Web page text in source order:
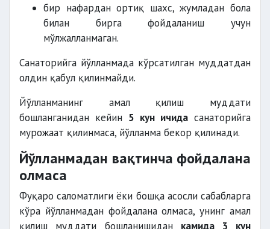
бир нафардан ортиқ шахс, жумладан бола
билан бирга фойдаланиш учун
мўлжалланмаган.
Санаторийга йўлланмада кўрсатилган муддатдан
олдин қабул қилинмайди.
Йўлланманинг амал қилиш муддати
бошланганидан кейин 5 кун ичида санаторийга
мурожаат қилинмаса, йўлланма бекор қилинади.
Йўлланмадан вақтинча фойдалана
олмаса
Фуқаро саломатлиги ёки бошқа асосли сабабларга
кўра йўлланмадан фойдалана олмаса, унинг амал
қилиш муддати бошланишидан камида 3 кун